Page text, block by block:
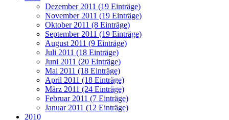
Dezember 2011 (19 Einträge)
November 2011 (19 Einträge)
Oktober 2011 (8 Einträge)
September 2011 (19 Einträge)
August 2011 (9 Einträge)
Juli 2011 (18 Einträge)
Juni 2011 (20 Einträge)
Mai 2011 (18 Einträge)
April 2011 (18 Einträge)
März 2011 (24 Einträge)
Februar 2011 (7 Einträge)
Januar 2011 (12 Einträge)
2010